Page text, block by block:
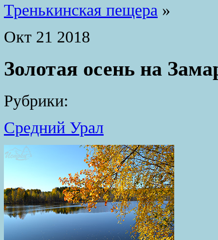
Тренькинская пещера »
Окт 21 2018
Золотая осень на
Рубрики:
Средний Урал